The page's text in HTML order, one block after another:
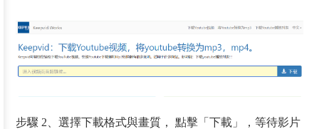
步驟 2、選擇下載格式與畫質， 點擊「下載」，等待影片